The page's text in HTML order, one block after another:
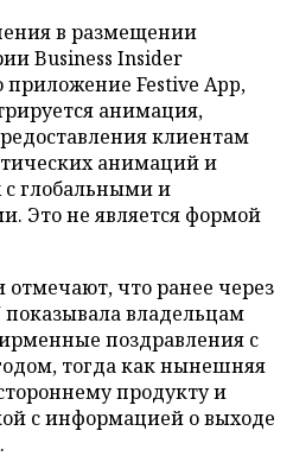
в размещении
Business Insider
Festive App,
анимация,
клиентам
анимаций и
глобальными и
Это не является формой
что ранее через
владельцам
поздравления с
тогда как нынешняя
продукту и
с информацией о выходе